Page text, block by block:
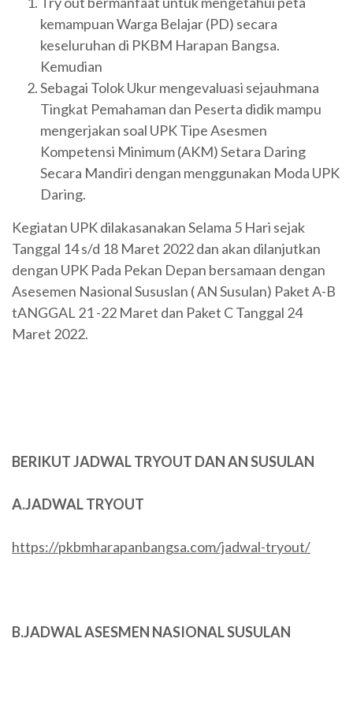
kemampuan Warga Belajar (PD) secara
keseluruhan di PKBM Harapan Bangsa.
Kemudian
Sebagai Tolok Ukur mengevaluasi sejauhmana
Tingkat Pemahaman dan Peserta didik mampu
mengerjakan soal UPK Tipe Asesmen
Kompetensi Minimum (AKM) Setara Daring
Secara Mandiri dengan menggunakan Moda UPK
Daring.
Kegiatan UPK dilakasanakan Selama 5 Hari sejak
Tanggal 14 s/d 18 Maret 2022 dan akan dilanjutkan
dengan UPK Pada Pekan Depan bersamaan dengan
Asesemen Nasional Sususlan ( AN Susulan) Paket A-B
tANGGAL 21 -22 Maret dan Paket C Tanggal 24
Maret 2022.
BERIKUT JADWAL TRYOUT DAN AN SUSULAN
A.JADWAL TRYOUT
https://pkbmharapanbangsa.com/jadwal-tryout/
B.JADWAL ASESMEN NASIONAL SUSULAN